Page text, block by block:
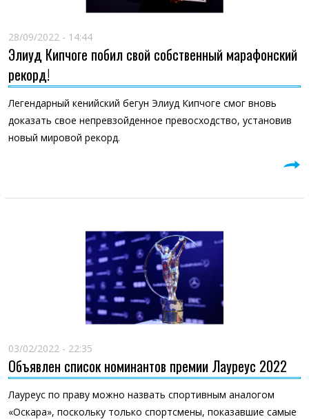
28/09/2022 - 14:44
Элиуд Кипчоге побил свой собственный марафонский
рекорд!
Легендарный кенийский бегун Элиуд Кипчоге смог вновь
доказать свое непревзойденное превосходство, установив
новый мировой рекорд.
03/02/2022 - 22:35
Объявлен список номинантов премии Лауреус 2022
Лауреус по праву можно назвать спортивным аналогом
«Оскара», поскольку только спортсмены, показавшие самые